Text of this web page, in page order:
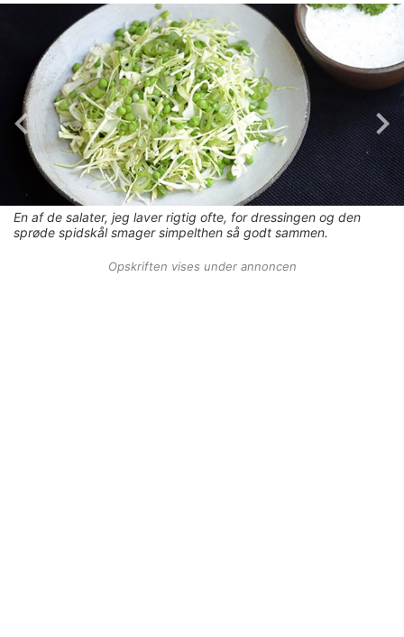
En af de salater, jeg laver rigtig ofte, for dressingen og den
sprøde spidskål smager simpelthen så godt sammen.
Opskriften vises under annoncen